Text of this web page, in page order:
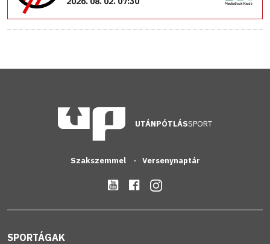
UTÁNPÓTLÁSSPORT
Szakszemmel Versenynaptár
SPORTÁGAK